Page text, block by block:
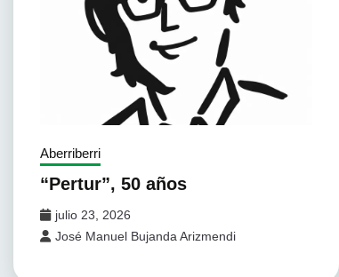
Aberriberri
“Pertur”, 50 años
julio 23, 2026
José Manuel Bujanda Arizmendi